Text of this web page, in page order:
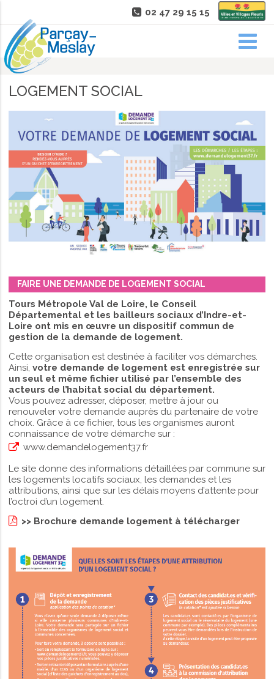
02 47 29 15 15
LOGEMENT SOCIAL
FAIRE UNE DEMANDE DE LOGEMENT SOCIAL
Tours Métropole Val de Loire, le Conseil
Départemental et les bailleurs sociaux d’Indre-et-
Loire ont mis en œuvre un dispositif commun de
gestion de la demande de logement.
Cette organisation est destinée à faciliter vos démarches.
Ainsi, votre demande de logement est enregistrée sur
un seul et même fichier utilisé par l’ensemble des
acteurs de l’habitat social du département.
Vous pouvez adresser, déposer, mettre à jour ou
renouveler votre demande auprès du partenaire de votre
choix. Grâce à ce fichier, tous les organismes auront
connaissance de votre démarche sur :
www.demandelogement37.fr
Le site donne des informations détaillées par commune sur
les logements locatifs sociaux, les demandes et les
attributions, ainsi que sur les délais moyens d’attente pour
l’octroi d’un logement.
>> Brochure demande logement à télécharger